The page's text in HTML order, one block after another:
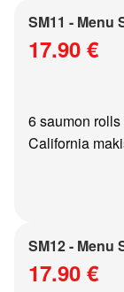
SM11 - Menu
17.90 €
6 saumon
California
SM12 - Menu
17.90 €